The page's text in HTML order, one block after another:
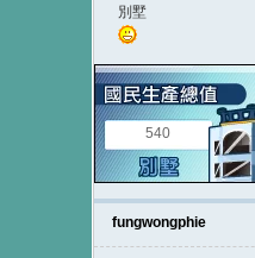
別墅
540
fungwongphie